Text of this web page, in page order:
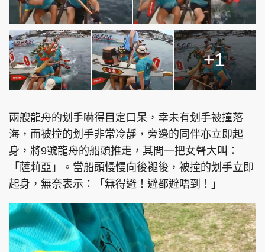
+1
兩艘龍舟的划手嚇得目定口呆，幸未有划手被撞落
海，而被撞的划手非常冷靜，旁邊的同伴亦立即起
身，將9號龍舟的船頭推走，其間一把女聲大叫：
「薩莉亞」。當船頭慢慢向後褪後，被撞的划手立即
起身，無奈表示：「無得避！避都避唔到！」